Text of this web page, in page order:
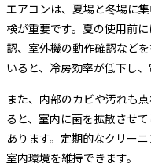
エアコンは、夏場と冬場に
検が重要です。夏の使用前
認、室外機の動作確認など
いると、冷房効率が低下し、
また、内部のカビや汚れも
ると、室内に菌を拡散させ
あります。定期的なクリー
室内環境を維持できます。